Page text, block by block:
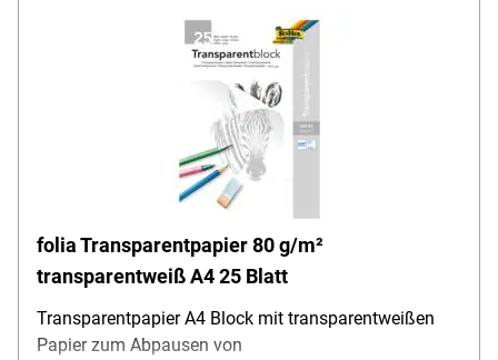
folia Transparentpapier 80 g/m²
transparentweiß A4 25 Blatt
Transparentpapier A4 Block mit transparentweißen
Papier zum Abpausen von